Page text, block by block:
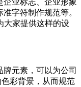
企业标志、企业形象
字符制作规范等。
大家提供这样的设
元素，可以为公司
彩背景，从而规范